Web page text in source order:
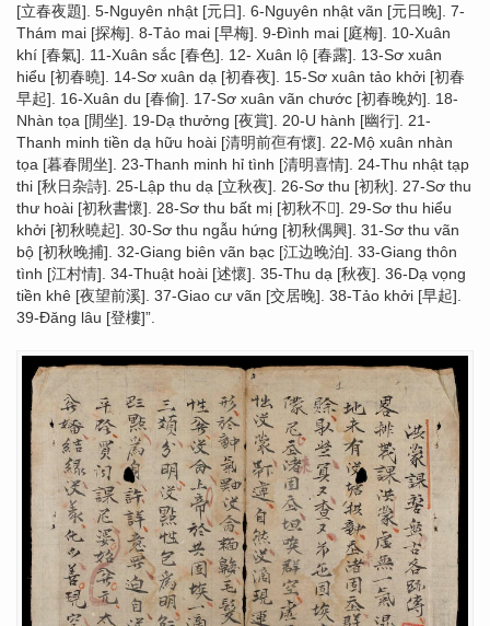
[立春夜題]. 5-Nguyên nhật [元日]. 6-Nguyên nhật vãn [元日晚]. 7-
Thám mai [探梅]. 8-Tảo mai [早梅]. 9-Đình mai [庭梅]. 10-Xuân
khí [春氣]. 11-Xuân sắc [春色]. 12- Xuân lộ [春露]. 13-Sơ xuân
hiểu [初春曉]. 14-Sơ xuân dạ [初春夜]. 15-Sơ xuân tảo khởi [初春
早起]. 16-Xuân du [春偷]. 17-Sơ xuân vãn chước [初春晚妁]. 18-
Nhàn tọa [閒坐]. 19-Dạ thưởng [夜賞]. 20-U hành [幽行]. 21-
Thanh minh tiền dạ hữu hoài [清明前亱有懷]. 22-Mộ xuân nhàn
tọa [暮春閒坐]. 23-Thanh minh hỉ tình [清明喜情]. 24-Thu nhật tạp
thi [秋日杂詩]. 25-Lập thu dạ [立秋夜]. 26-Sơ thu [初秋]. 27-Sơ thu
thư hoài [初秋書懷]. 28-Sơ thu bất mị [初秋不񠅑]. 29-Sơ thu hiểu
khởi [初秋曉起]. 30-Sơ thu ngẫu hứng [初秋偶興]. 31-Sơ thu vãn
bộ [初秋晚捕]. 32-Giang biên vãn bạc [江边晚泊]. 33-Giang thôn
tình [江村情]. 34-Thuật hoài [述懷]. 35-Thu dạ [秋夜]. 36-Dạ vọng
tiền khê [夜望前溪]. 37-Giao cư vãn [交居晚]. 38-Tảo khởi [早起].
39-Đăng lâu [登樓]”.